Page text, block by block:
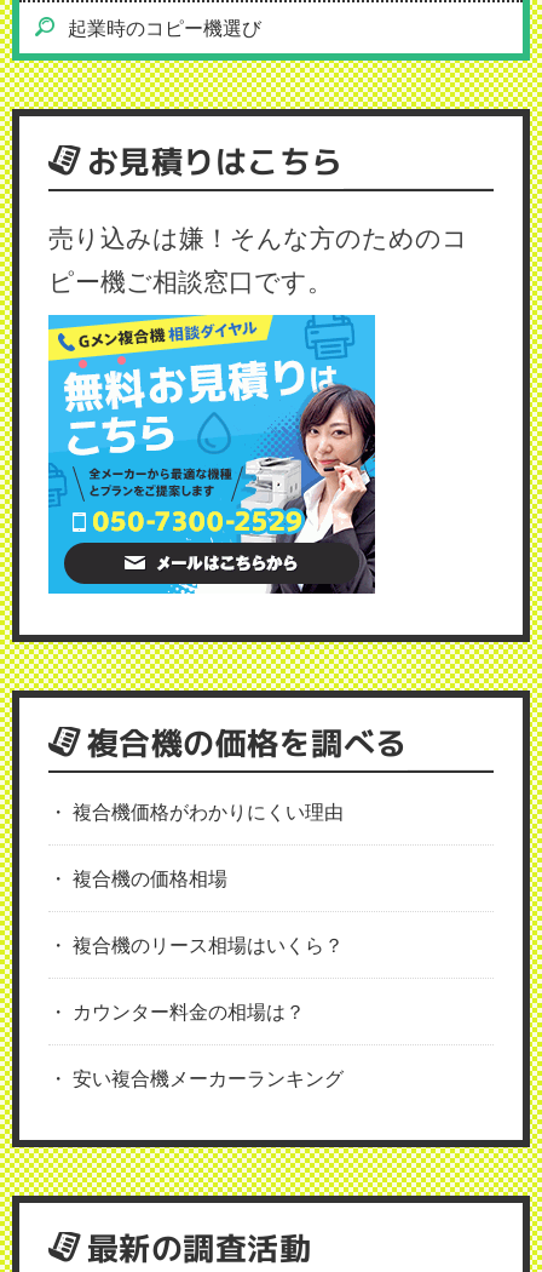
起業時のコピー機選び
お見積りはこちら
売り込みは嫌！そんな方のためのコ
ピー機ご相談窓口です。
複合機の価格を調べる
複合機価格がわかりにくい理由
複合機の価格相場
複合機のリース相場はいくら？
カウンター料金の相場は？
安い複合機メーカーランキング
最新の調査活動